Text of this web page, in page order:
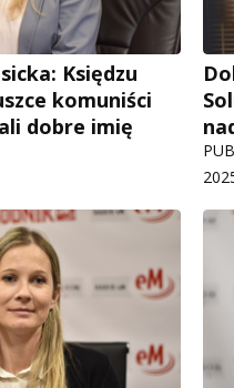
Księdzu
komuniści
dobre imię